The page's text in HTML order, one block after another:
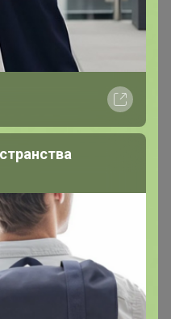
который мягкий
AIRism с гладкой
духоту.
верхней
с
на этой
продуктов, которые